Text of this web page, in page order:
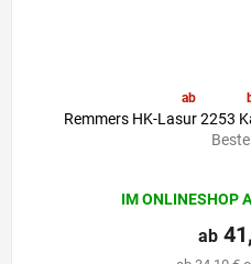
ab
Remmers HK-Lasur 2253
IM ONLINESHOP
ab